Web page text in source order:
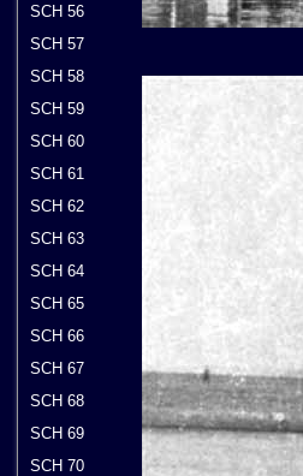
SCH 56
SCH 57
SCH 58
SCH 59
SCH 60
SCH 61
SCH 62
SCH 63
SCH 64
SCH 65
SCH 66
SCH 67
SCH 68
SCH 69
SCH 70